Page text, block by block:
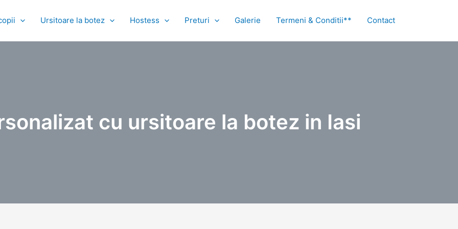
Ursitoare la botez Hostess Preturi Galerie Termeni & Conditii** Contact
cu ursitoare la botez in Iasi